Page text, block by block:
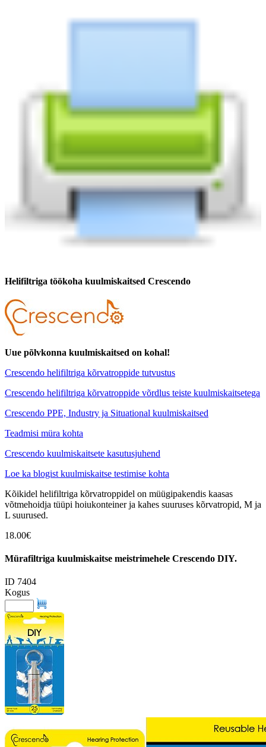
Helifiltriga töökoha kuulmiskaitsed Crescendo
Uue põlvkonna kuulmiskaitsed on kohal!
Crescendo helifiltriga kõrvatroppide tutvustus
Crescendo helifiltriga kõrvatroppide võrdlus teiste kuulmiskaitsetega
Crescendo PPE, Industry ja Situational kuulmiskaitsed
Teadmisi müra kohta
Crescendo kuulmiskaitsete kasutusjuhend
Loe ka blogist kuulmiskaitse testimise kohta
Kõikidel helifiltriga kõrvatroppidel on müügipakendis kaasas
võtmehoidja tüüpi hoiukonteiner ja kahes suuruses kõrvatropid, M ja
L suurused.
18.00€
Mürafiltriga kuulmiskaitse meistrimehele Crescendo DIY.
ID 7404
Kogus